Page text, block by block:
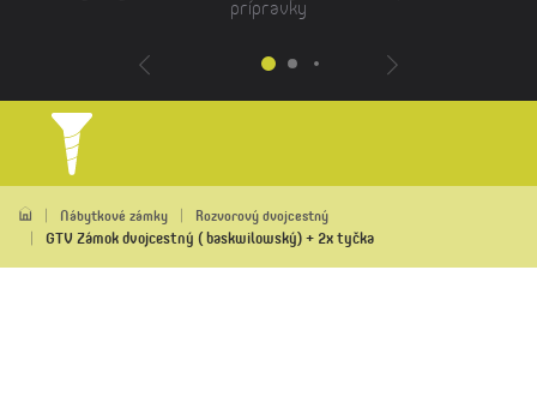
prípravky
Nábytkové zámky Rozvorový dvojcestný
GTV Zámok dvojcestný ( baskwilowský) + 2x tyčka